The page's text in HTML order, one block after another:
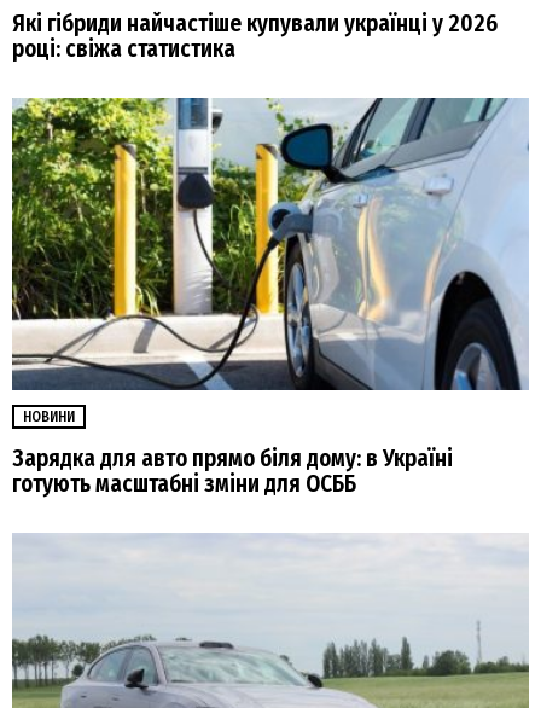
Які гібриди найчастіше купували українці у 2026
році: свіжа статистика
НОВИНИ
Зарядка для авто прямо біля дому: в Україні
готують масштабні зміни для ОСББ